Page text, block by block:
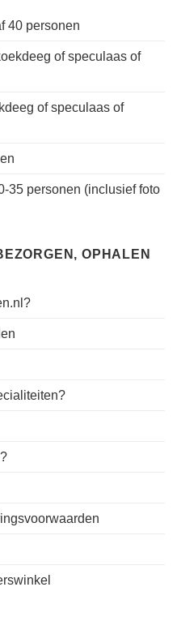
40 personen
of speculaas of
of speculaas of
35 personen (inclusief foto
OPHALEN